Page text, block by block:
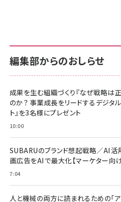
￥880
anan(アンアン
スペシャルエディシ
￥1,100
anan(アンアン
￥880
ママ投資家が育休中
組織の成果を最大
サポート正規品 メ
NIMASO ガラスフ
すい ガイド枠付き
2枚セット
￥1,599
￥6,980
全ワイヤレスイヤホ
技術基準適合】ブラ
サポート正規品 メ
Amazon eギフト
￥5,000
Anker PowerLine
Pro/Air 各種対応
￥1,890
編集部からのおしらせ
成果を生む組織づくり『なぜ戦略は
のか？ 事業成長をリードするデジタ
ト』を3名様にプレゼント
10:00
SUBARUのブランド想起戦略／AI活
画広告をAIで最大化【マーケター向
7:04
人と機械の両方に読まれるための「